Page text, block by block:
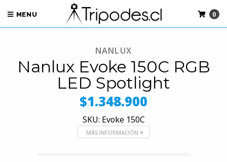
MENU 0
NANLUX
Nanlux Evoke 150C RGB
LED Spotlight
$1.348.900
SKU: Evoke 150C
MÁS INFORMACIÓN